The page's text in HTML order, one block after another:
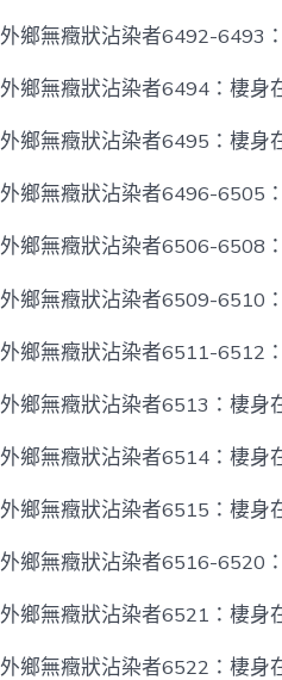
外鄉無癥狀沾染者6492-6493
外鄉無癥狀沾染者6494：棲身
外鄉無癥狀沾染者6495：棲身
外鄉無癥狀沾染者6496-6505
外鄉無癥狀沾染者6506-6508
外鄉無癥狀沾染者6509-6510
外鄉無癥狀沾染者6511-6512
外鄉無癥狀沾染者6513：棲身
外鄉無癥狀沾染者6514：棲身
外鄉無癥狀沾染者6515：棲身
外鄉無癥狀沾染者6516-6520
外鄉無癥狀沾染者6521：棲身
外鄉無癥狀沾染者6522：棲身